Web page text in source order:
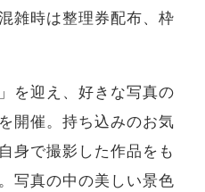
雑時は整理券配布、枠
を迎え、好きな写真の
開催。持ち込みのお気
身で撮影した作品をも
写真の中の美しい景色